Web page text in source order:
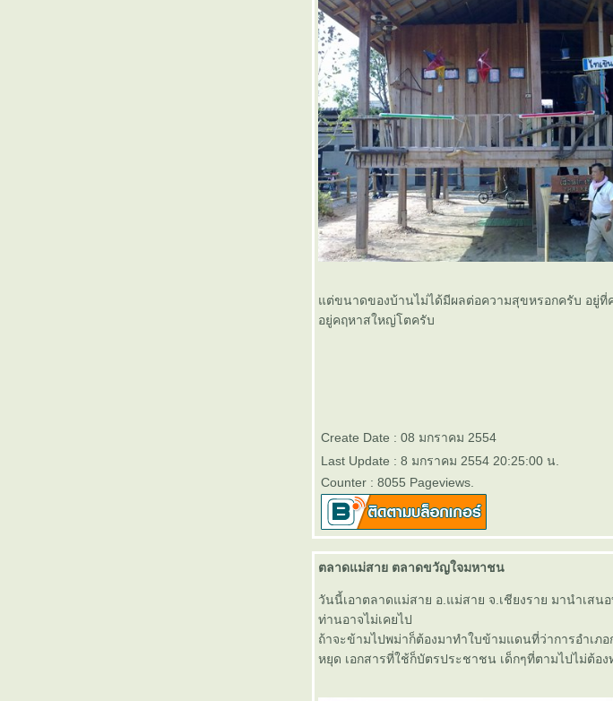
ต่ขนาดของบ้านไม่ได้มีผลต่อความสุขหรอกครับ อยู่ที่
อยู่คฤหาสใหญ่โตครับ
Create Date : 08 มกราคม 2554
Last Update : 8 มกราคม 2554 20:25:00 น.
Counter : 8055 Pageviews.
ตลาดแม่สาย ตลาดขวัญใจมหาชน
วันนี้เอาตลาดแม่สาย อ.แม่สาย จ.เชียงราย มานำเส
ท่านอาจไม่เคยไป
ถ้าจะข้ามไปพม่าก็ต้องมาทำใบข้ามแดนที่ว่าการอำเภ
หยุด เอกสารที่ใช้ก็บัตรประชาชน เด็กๆที่ตามไปไม่ต้อ